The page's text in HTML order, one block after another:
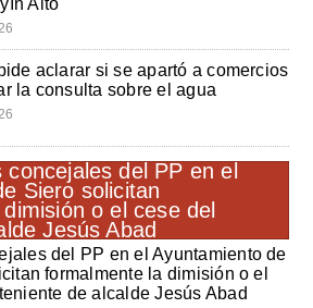
aclarar si se apartó a comercios
la consulta sobre el agua
del PP en el Ayuntamiento de
formalmente la dimisión o el
de alcalde Jesús Abad